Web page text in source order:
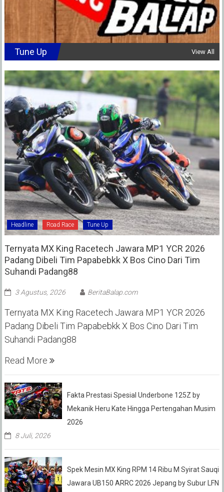
Tune Up View All
Headline Road Race Tune Up
Ternyata MX King Racetech Jawara MP1 YCR 2026
Padang Dibeli Tim Papabebkk X Bos Cino Dari Tim
Suhandi Padang88
3 Agustus, 2026 BeritaBalap.com
Ternyata MX King Racetech Jawara MP1 YCR 2026
Padang Dibeli Tim Papabebkk X Bos Cino Dari Tim
Suhandi Padang88
Read More
Fakta Prestasi Spesial Underbone 125Z by
Mekanik Heru Kate Hingga Pertengahan Musim
2026
8 Juli, 2026
Spek Mesin MX King RPM 14 Ribu M Syirat Sauqi
Jawara UB150 ARRC 2026 Jepang by Subur LFN